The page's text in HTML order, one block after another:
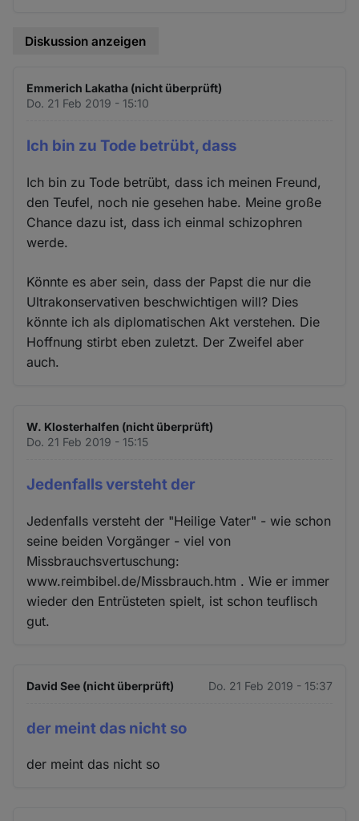
Diskussion anzeigen
Emmerich Lakatha (nicht überprüft)
Do. 21 Feb 2019 - 15:10
Ich bin zu Tode betrübt, dass
Ich bin zu Tode betrübt, dass ich meinen Freund,
den Teufel, noch nie gesehen habe. Meine große
Chance dazu ist, dass ich einmal schizophren
werde.
Könnte es aber sein, dass der Papst die nur die
Ultrakonservativen beschwichtigen will? Dies
könnte ich als diplomatischen Akt verstehen. Die
Hoffnung stirbt eben zuletzt. Der Zweifel aber
auch.
W. Klosterhalfen (nicht überprüft)
Do. 21 Feb 2019 - 15:15
Jedenfalls versteht der
Jedenfalls versteht der "Heilige Vater" - wie schon
seine beiden Vorgänger - viel von
Missbrauchsvertuschung:
www.reimbibel.de/Missbrauch.htm . Wie er immer
wieder den Entrüsteten spielt, ist schon teuflisch
gut.
David See (nicht überprüft) Do. 21 Feb 2019 - 15:37
der meint das nicht so
der meint das nicht so